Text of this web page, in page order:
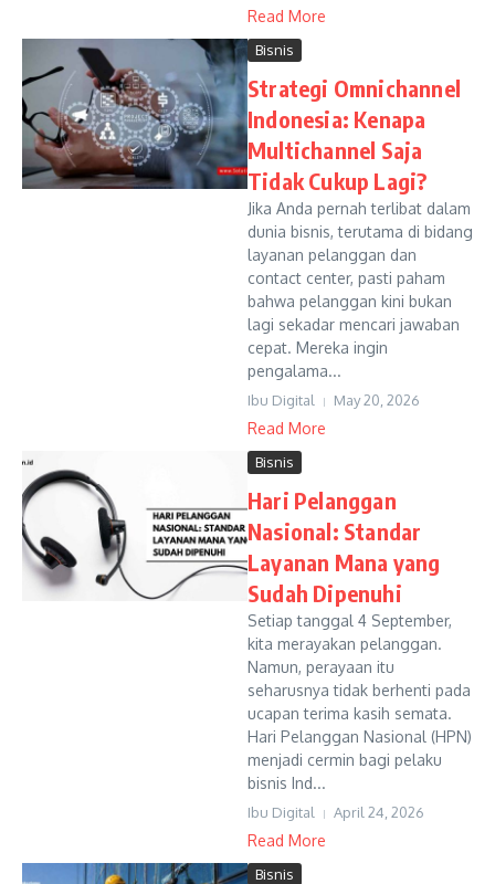
Read More
Bisnis
Strategi Omnichannel
Indonesia: Kenapa
Multichannel Saja
Tidak Cukup Lagi?
Jika Anda pernah terlibat dalam
dunia bisnis, terutama di bidang
layanan pelanggan dan
contact center, pasti paham
bahwa pelanggan kini bukan
lagi sekadar mencari jawaban
cepat. Mereka ingin
pengalama...
Ibu Digital May 20, 2026
Read More
Bisnis
Hari Pelanggan
Nasional: Standar
Layanan Mana yang
Sudah Dipenuhi
Setiap tanggal 4 September,
kita merayakan pelanggan.
Namun, perayaan itu
seharusnya tidak berhenti pada
ucapan terima kasih semata.
Hari Pelanggan Nasional (HPN)
menjadi cermin bagi pelaku
bisnis Ind...
Ibu Digital April 24, 2026
Read More
Bisnis